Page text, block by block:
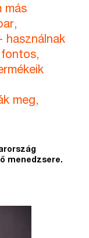
más
használnak
meg,
menedzsere.